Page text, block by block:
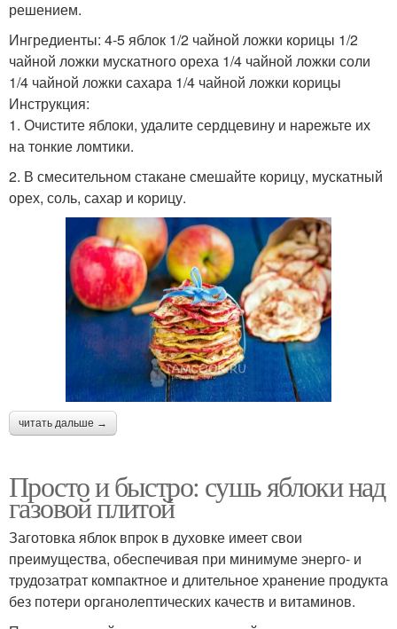
решением.
Ингредиенты: 4-5 яблок 1/2 чайной ложки корицы 1/2
чайной ложки мускатного ореха 1/4 чайной ложки соли
1/4 чайной ложки сахара 1/4 чайной ложки корицы
Инструкция:
1. Очистите яблоки, удалите сердцевину и нарежьте их
на тонкие ломтики.
2. В смесительном стакане смешайте корицу, мускатный
орех, соль, сахар и корицу.
читать дальше →
Просто и быстро: сушь яблоки над
газовой плитой
Заготовка яблок впрок в духовке имеет свои
преимущества, обеспечивая при минимуме энерго- и
трудозатрат компактное и длительное хранение продукта
без потери органолептических качеств и витаминов.